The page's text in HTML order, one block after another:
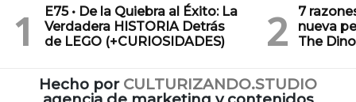
E75 • De la Quiebra al Éxito: La
Verdadera HISTORIA Detrás
de LEGO (+CURIOSIDADES)
7
nueva
The
Hecho por CULTURIZANDO.STUDIO